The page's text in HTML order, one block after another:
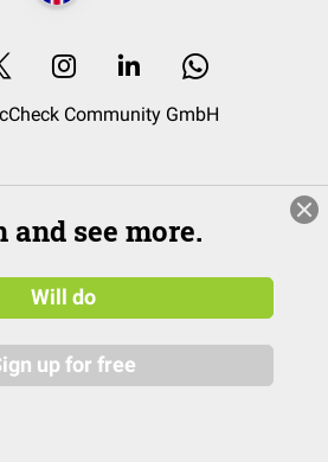
Community GmbH
and see more.
Will do
up for free